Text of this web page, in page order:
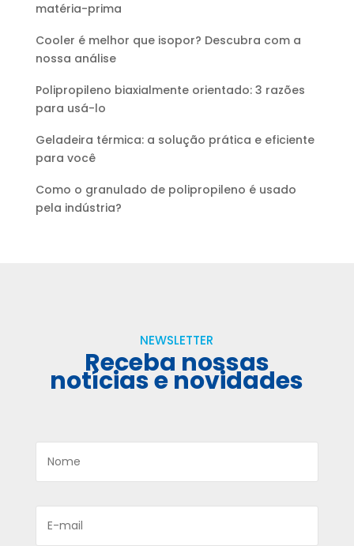
matéria-prima
Cooler é melhor que isopor? Descubra com a
nossa análise
Polipropileno biaxialmente orientado: 3 razões
para usá-lo
Geladeira térmica: a solução prática e eficiente
para você
Como o granulado de polipropileno é usado
pela indústria?
NEWSLETTER
Receba nossas
notícias e novidades